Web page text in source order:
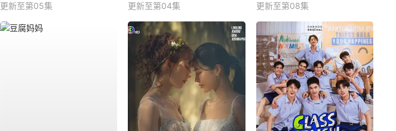
更新至第05集
更新至第04集
更新至第08集